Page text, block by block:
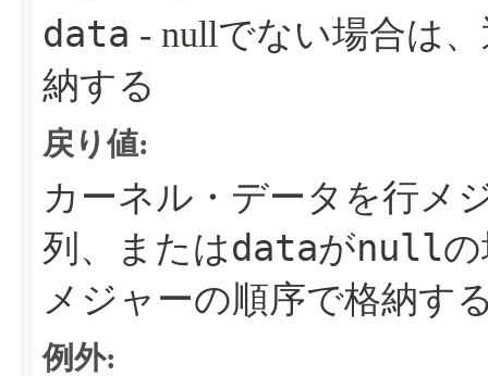
data - nullでない場合は
納する
戻り値:
カーネル・データを行メ
列、またはdataがnull
メジャーの順序で格納す
例外: